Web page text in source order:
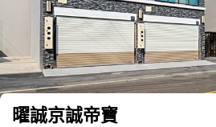
曜誠京誠帝寶